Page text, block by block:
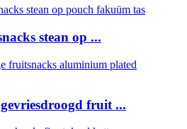
stean op ...
fruit ...